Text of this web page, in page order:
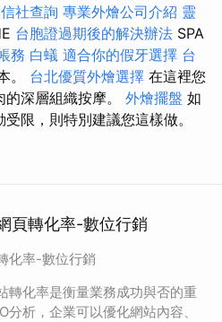
社查詢 專業外燴公司介紹 靈
台胞證過期後的解決辦法 SPA
務 白蟻 適合你的假牙選擇 台
。 台北優質外燴選擇 在這裡您
深層組織按摩。 外燴擺盤 如
限，則特別建議您這樣做。
頁轉化率-數位行銷
化率-數位行銷
轉化率是衡量業務成功與否的重
析，企業可以優化網站內容、